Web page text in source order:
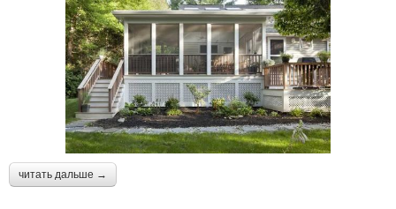
читать дальше →